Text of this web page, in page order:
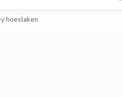
hoeslaken